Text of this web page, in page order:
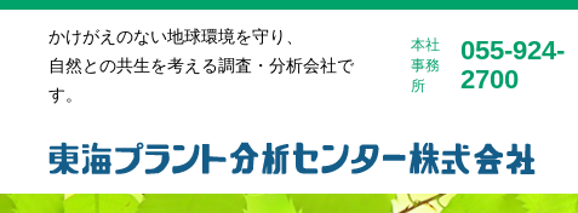
かけがえのない地球環境を守り、
自然との共生を考える調査・分析会社で
す。
本社
事務
所
055-924-
2700